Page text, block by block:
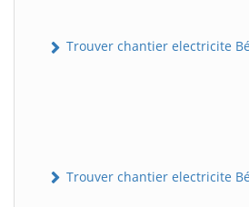
Trouver chantier electricite
Trouver chantier electricite